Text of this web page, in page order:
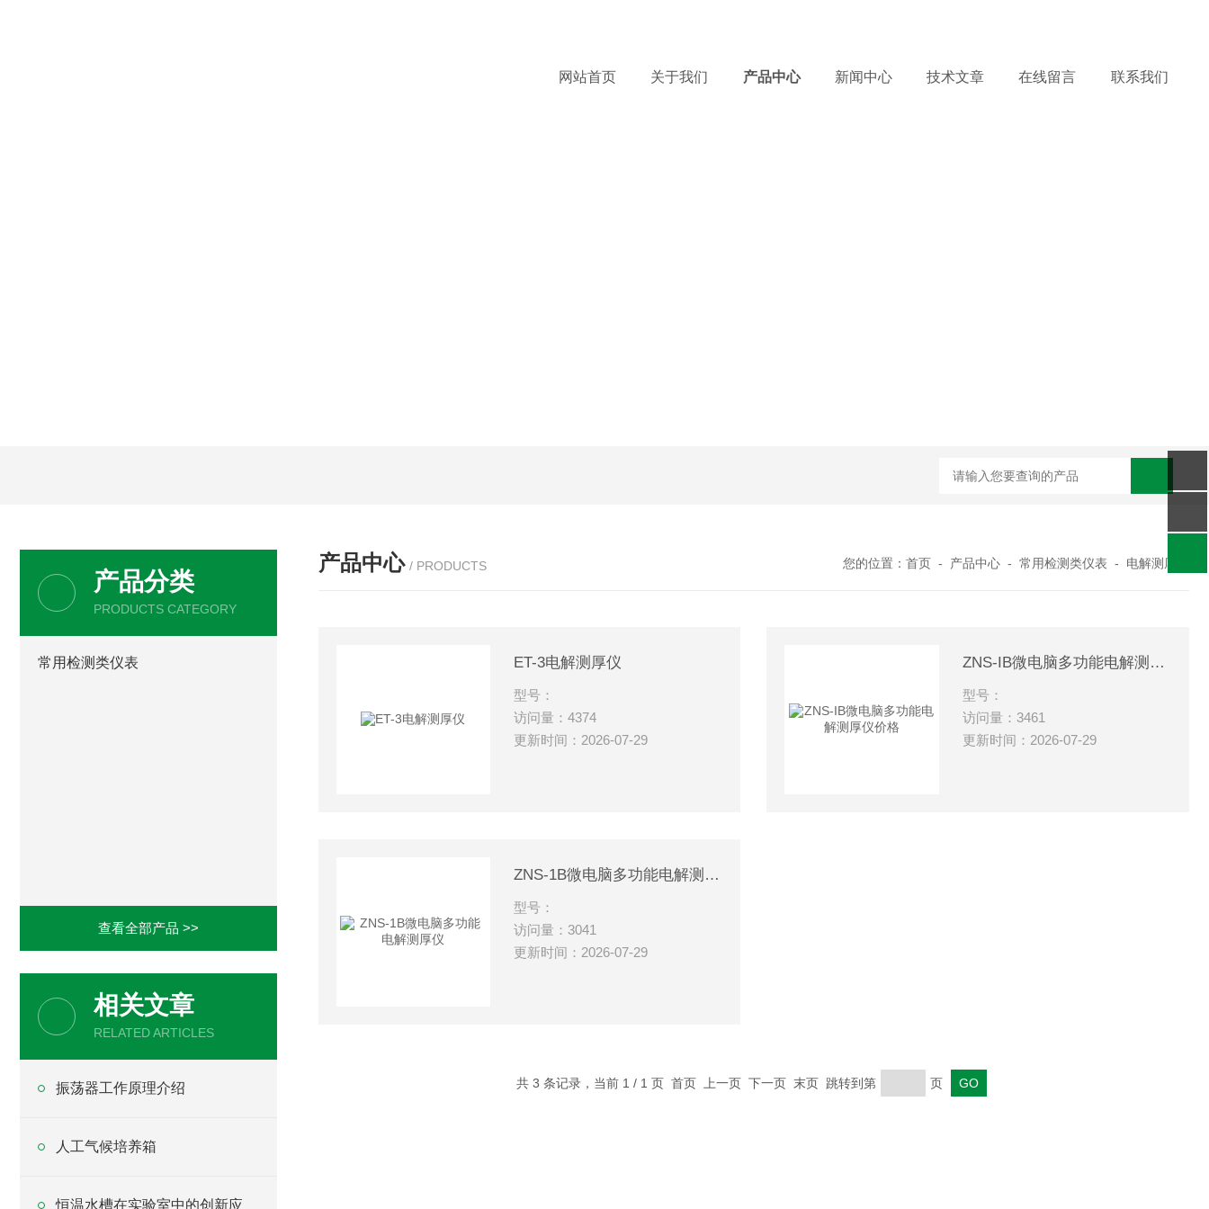
网站首页 关于我们 产品中心 新闻中心 技术文章 在线留言 联系我们
产品分类
PRODUCTS CATEGORY
常用检测类仪表
查看全部产品 >>
相关文章
RELATED ARTICLES
振荡器工作原理介绍
人工气候培养箱
恒温水槽在实验室中的创新应
产品中心 / PRODUCTS 您的位置： 首页 - 产品中心 - 常用检测类仪表 - 电解测厚仪
ET-3电解测厚仪
型号：
访问量：4374
更新时间：2026-07-29
ZNS-IB微电脑多功能电解测厚仪价格
型号：
访问量：3461
更新时间：2026-07-29
ZNS-1B微电脑多功能电解测厚仪
型号：
访问量：3041
更新时间：2026-07-29
共 3 条记录，当前 1 / 1 页 首页 上一页 下一页 末页 跳转到第 页